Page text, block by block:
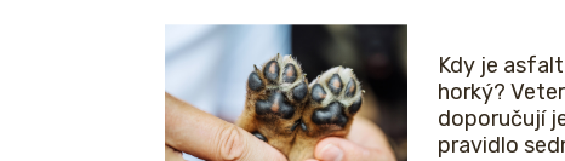
Kdy je
horký?
doporučují
pravidlo